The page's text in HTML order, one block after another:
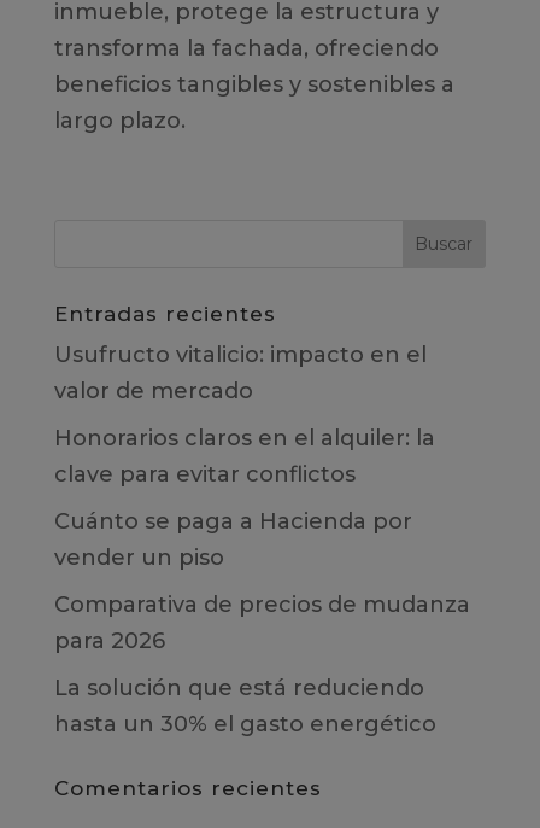
inmueble, protege la estructura y
transforma la fachada, ofreciendo
beneficios tangibles y sostenibles a
largo plazo.
Entradas recientes
Usufructo vitalicio: impacto en el
valor de mercado
Honorarios claros en el alquiler: la
clave para evitar conflictos
Cuánto se paga a Hacienda por
vender un piso
Comparativa de precios de mudanza
para 2026
La solución que está reduciendo
hasta un 30% el gasto energético
Comentarios recientes